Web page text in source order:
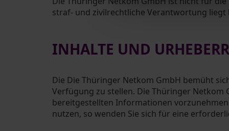
straf- und zivilrechtliche Verantwortung liegt
INHALTE UND
Die Die Thüringer Netkom GmbH bemüht
Verfügung zu stellen. Die Thüringer Netkom
bereitgestellten Informationen
nutzen, so wenden Sie sich für eine